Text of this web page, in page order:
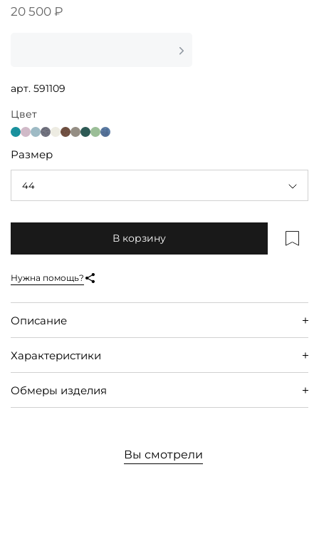
Цвет
Размер
44
20 500 ₽
арт. 591109
В корзину
Нужна помощь?
Описание
Характеристики
Обмеры изделия
Вы смотрели